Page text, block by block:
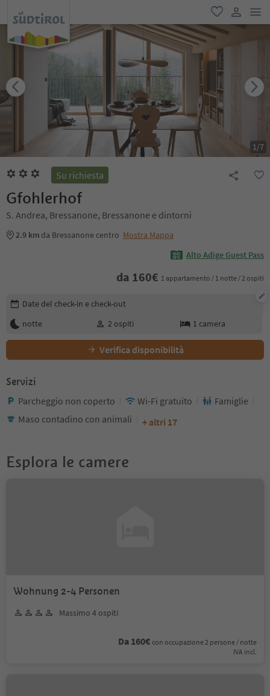
favoriti
user link
1/7
Su richiesta
Gfohlerhof
S. Andrea, Bressanone, Bressanone e dintorni
2.9 km da Bressanone centro Mostra Mappa
Alto Adige Guest Pass
da 160€ 1 appartamento / 1 notte / 2 ospiti
Modifica i dettagli della prenotazione
Date del check-in e check-out
notte
2 ospiti 1 camera
Verifica disponibilità
Servizi
Parcheggio non coperto Wi-Fi gratuito
Famiglie
Maso contadino con animali
+ altri 17
Esplora le camere
Wohnung 2-4 Personen
Massimo 4 ospiti
Da 160€ con occupazione 2 persone / notte
IVA incl.